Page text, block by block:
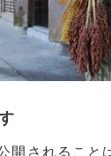
開されること